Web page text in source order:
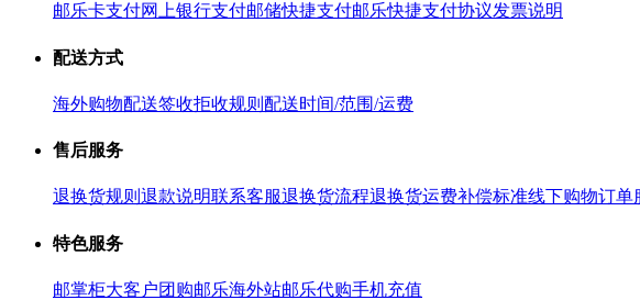
邮乐卡支付网上银行支付邮储快捷支付邮乐快捷支付协议发票说明
配送方式
海外购物配送签收拒收规则 配送时间/范围/运费
售后服务
退换货规则 退款说明联系客服退换货流程退换货运费补偿标准线下购物订单
特色服务
邮掌柜大客户团购邮乐海外站邮乐代购手机充值